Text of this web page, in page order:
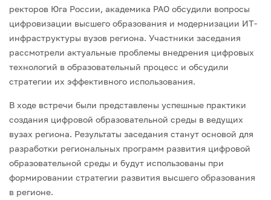
ректоров Юга России, академика РАО обсудили вопросы
цифровизации высшего образования и модернизации ИТ-
инфраструктуры вузов региона. Участники заседания
рассмотрели актуальные проблемы внедрения цифровых
технологий в образовательный процесс и обсудили
стратегии их эффективного использования.
В ходе встречи были представлены успешные практики
создания цифровой образовательной среды в ведущих
вузах региона. Результаты заседания станут основой для
разработки региональных программ развития цифровой
образовательной среды и будут использованы при
формировании стратегии развития высшего образования
в регионе.